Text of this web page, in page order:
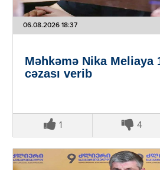
06.08.2026 18:37
Məhkəmə Nika Meliaya
cəzası verib
1 4